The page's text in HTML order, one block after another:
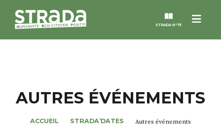
Menu
STRADA N°73
MAGAZINES
NOS THÈMES
AUTRES ÉVÉNEMENTS
ACCUEIL STRADA’DATES Autres événements